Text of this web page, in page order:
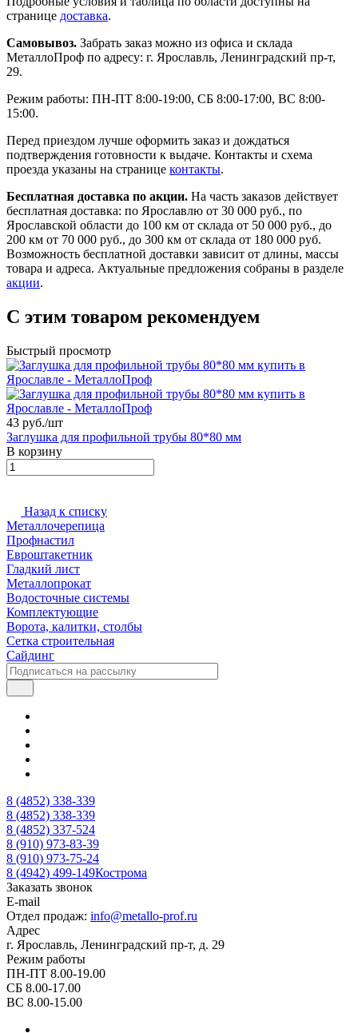
странице доставка.
Самовывоз. Забрать заказ можно из офиса и склада
МеталлоПроф по адресу: г. Ярославль, Ленинградский пр-т,
29.
Режим работы: ПН-ПТ 8:00-19:00, СБ 8:00-17:00, ВС 8:00-
15:00.
Перед приездом лучше оформить заказ и дождаться
подтверждения готовности к выдаче. Контакты и схема
проезда указаны на странице контакты.
Бесплатная доставка по акции. На часть заказов действует
бесплатная доставка: по Ярославлю от 30 000 руб., по
Ярославской области до 100 км от склада от 50 000 руб., до
200 км от 70 000 руб., до 300 км от склада от 180 000 руб.
Возможность бесплатной доставки зависит от длины, массы
товара и адреса. Актуальные предложения собраны в разделе
акции.
С этим товаром рекомендуем
Быстрый просмотр
43 руб./шт
Заглушка для профильной трубы 80*80 мм
В корзину
Назад к списку
Металлочерепица
Профнастил
Евроштакетник
Гладкий лист
Металлопрокат
Водосточные системы
Комплектующие
Ворота, калитки, столбы
Сетка строительная
Сайдинг
8 (4852) 338-339
8 (4852) 338-339
8 (4852) 337-524
8 (910) 973-83-39
8 (910) 973-75-24
8 (4942) 499-149Кострома
Заказать звонок
E-mail
Отдел продаж: info@metallo-prof.ru
Адрес
г. Ярославль, Ленинградский пр-т, д. 29
Режим работы
ПН-ПТ 8.00-19.00
СБ 8.00-17.00
ВС 8.00-15.00